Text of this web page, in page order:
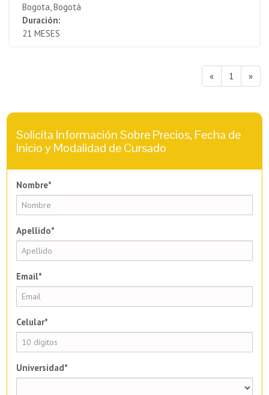
Bogota, Bogotá
Duración:
21 MESES
« 1 »
Solicita Información Sobre Precios, Fecha de
Inicio y Modalidad de Cursado
Nombre*
Apellido*
Email*
Celular*
Universidad*